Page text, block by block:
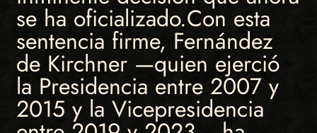
se ha oficializado.Con esta
sentencia firme, Fernández
de Kirchner —quien ejerció
la Presidencia entre 2007 y
2015 y la Vicepresidencia